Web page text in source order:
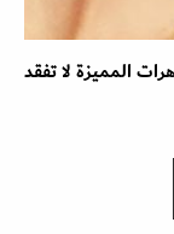
المميزة لا تفقد